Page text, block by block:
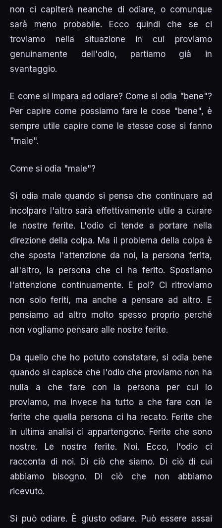
non ci capiterà neanche di odiare, o comunque
sarà meno probabile. Ecco quindi che se ci
troviamo nella situazione in cui proviamo
genuinamente dell'odio, partiamo già in
svantaggio.
E come si impara ad odiare? Come si odia "bene"?
Per capire come possiamo fare le cose "bene", è
sempre utile capire come le stesse cose si fanno
"male".
Come si odia "male"?
Si odia male quando si pensa che continuare ad
incolpare l'altro sarà effettivamente utile a curare
le nostre ferite. L'odio ci tende a portare nella
direzione della colpa. Ma il problema della colpa è
che sposta l'attenzione da noi, la persona ferita,
all'altro, la persona che ci ha ferito. Spostiamo
l'attenzione continuamente. E poi? Ci ritroviamo
non solo feriti, ma anche a pensare ad altro. E
pensiamo ad altro molto spesso proprio perché
non vogliamo pensare alle nostre ferite.
Da quello che ho potuto constatare, si odia bene
quando si capisce che l'odio che proviamo non ha
nulla a che fare con la persona per cui lo
proviamo, ma invece ha tutto a che fare con le
ferite che quella persona ci ha recato. Ferite che
in ultima analisi ci appartengono. Ferite che sono
nostre. Le nostre ferite. Noi. Ecco, l'odio ci
racconta di noi. Di ciò che siamo. Di ciò di cui
abbiamo bisogno. Di ciò che non abbiamo
ricevuto.
Si può odiare. È giusto odiare. Può essere assai